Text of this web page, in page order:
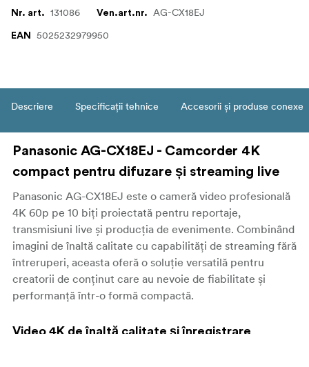
Nr. art. 131086 Ven.art.nr. AG-CX18EJ
EAN 5025232979950
Descriere Specificații tehnice Accesorii și produse conexe
Panasonic AG-CX18EJ - Camcorder 4K
compact pentru difuzare și streaming live
Panasonic AG-CX18EJ este o cameră video profesională
4K 60p pe 10 biți proiectată pentru reportaje,
transmisiuni live și producția de evenimente. Combinând
imagini de înaltă calitate cu capabilități de streaming fără
întreruperi, aceasta oferă o soluție versatilă pentru
creatorii de conținut care au nevoie de fiabilitate și
performanță într-o formă compactă.
Video 4K de înaltă calitate și înregistrare